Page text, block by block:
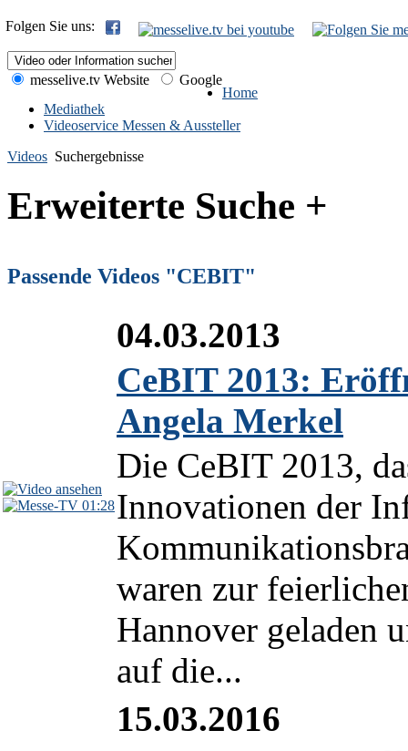
Folgen Sie uns:
messelive.tv Website
Google
Home
Mediathek
Videoservice Messen & Aussteller
Videos Suchergebnisse
Erweiterte Suche +
Passende Videos "CEBIT"
01:28
04.03.2013
CeBIT 2013:
Angela Merkel
Die CeBIT 2013,
Innovationen der
waren zur
Hannover geladen
auf die...
15.03.2016